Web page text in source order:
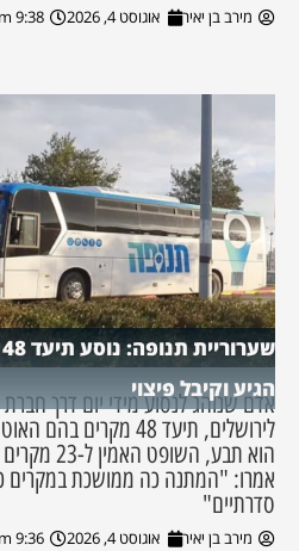
מירב בן יאיר אוגוסט 4, 2026 9:38 pm
הגיע וקיבל פיצוי
אדם שנוהג לנסוע מידי יום דרך
לירושלים, תיעד 48
הוא תבע,
אמרו: "המתנה כה ממושכת במקרים
סדרתיים"
מירב בן יאיר אוגוסט 4, 2026 9:36 pm